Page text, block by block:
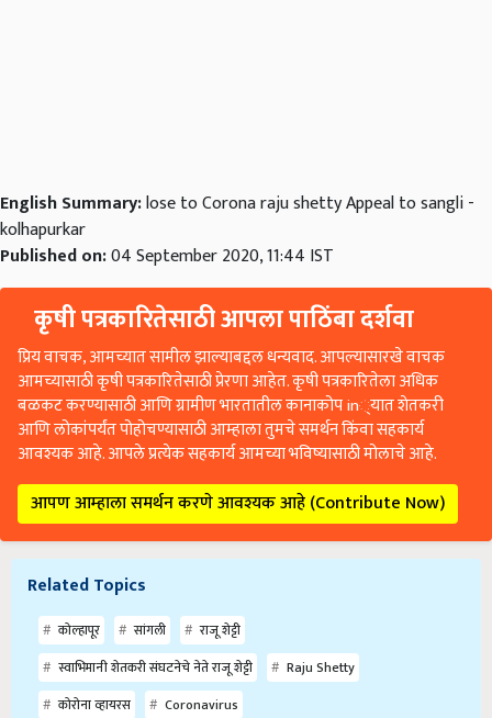
English Summary:lose to Corona raju shetty Appeal to sangli -
kolhapurkar
Published on:04 September 2020, 11:44 IST
कृषी पत्रकारितेसाठी आपला पाठिंबा दर्शवा
प्रिय वाचक, आमच्यात सामील झाल्याबद्दल धन्यवाद. आपल्यासारखे वाचक
आमच्यासाठी कृषी पत्रकारितेसाठी प्रेरणा आहेत. कृषी पत्रकारितेला अधिक
बळकट करण्यासाठी आणि ग्रामीण भारतातील कानाकोप in्यात शेतकरी
आणि लोकांपर्यंत पोहोचण्यासाठी आम्हाला तुमचे समर्थन किंवा सहकार्य
आवश्यक आहे. आपले प्रत्येक सहकार्य आमच्या भविष्यासाठी मोलाचे आहे.
आपण आम्हाला समर्थन करणे आवश्यक आहे (Contribute Now)
Related Topics
कोल्हापूर सांगली
राजू शेट्टी
स्वाभिमानी शेतकरी संघटनेचे नेते राजू शेट्टी
Raju Shetty
कोरोना व्हायरस
Coronavirus